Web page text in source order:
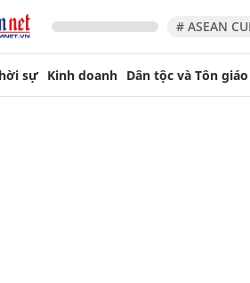
# ASEAN
sự Kinh doanh Dân tộc và Tôn giáo